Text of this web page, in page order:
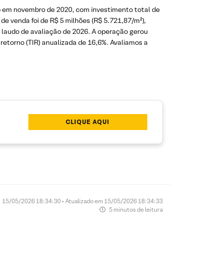
em novembro de 2020, com investimento total de
venda foi de R$ 5 milhões (R$ 5.721,87/m²),
de avaliação de 2026. A operação gerou
(TIR) anualizada de 16,6%. Avaliamos a
CLIQUE AQUI
15/05/2026 18:34:30 • Atualizado em 15/05/2026 18:34:33
5 minutos de leitura